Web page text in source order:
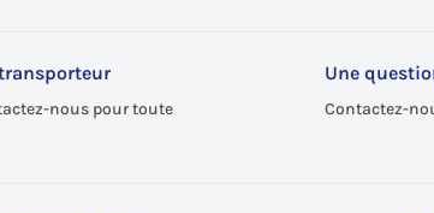
nous pour toute
Une
Contactez-